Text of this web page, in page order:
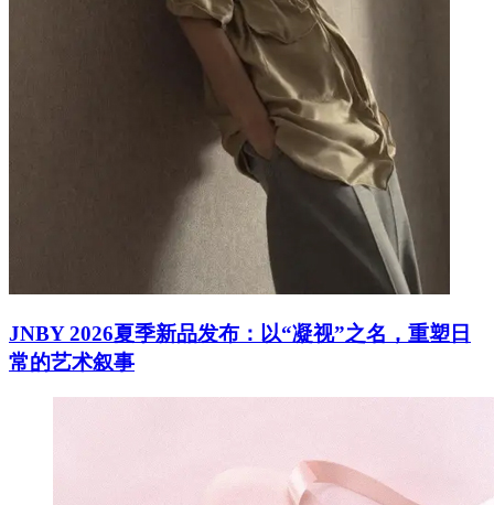
JNBY 2026夏季新品发布：以“凝视”之名，重塑日
常的艺术叙事